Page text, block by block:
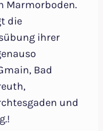
Marmorboden.
die
ihrer
Bad
und